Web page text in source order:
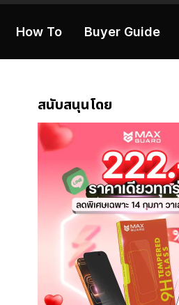
How To Buyer Guide
สนับสนุนโดย